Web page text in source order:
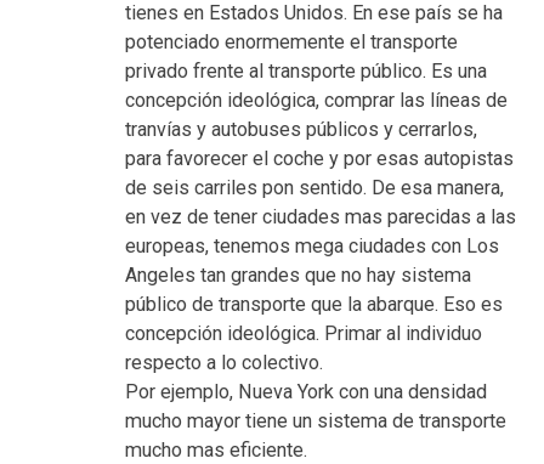
tienes en Estados Unidos. En ese país se ha
potenciado enormemente el transporte
privado frente al transporte público. Es una
concepción ideológica, comprar las líneas de
tranvías y autobuses públicos y cerrarlos,
para favorecer el coche y por esas autopistas
de seis carriles pon sentido. De esa manera,
en vez de tener ciudades mas parecidas a las
europeas, tenemos mega ciudades con Los
Angeles tan grandes que no hay sistema
público de transporte que la abarque. Eso es
concepción ideológica. Primar al individuo
respecto a lo colectivo.
Por ejemplo, Nueva York con una densidad
mucho mayor tiene un sistema de transporte
mucho mas eficiente.